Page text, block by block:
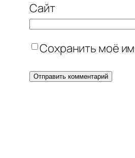
Сайт
Сохранить моё